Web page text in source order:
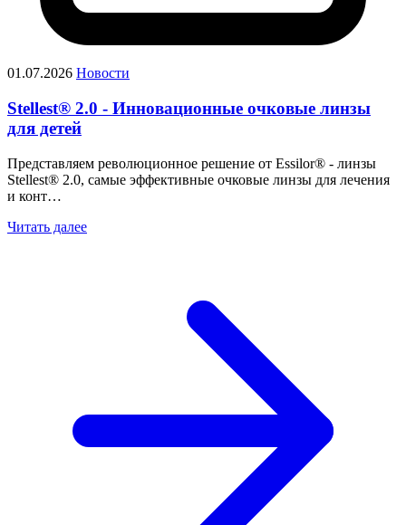
01.07.2026 Новости
Stellest® 2.0 - Инновационные очковые линзы
для детей
Представляем революционное решение от Essilor® - линзы
Stellest® 2.0, самые эффективные очковые линзы для лечения
и конт…
Читать далее